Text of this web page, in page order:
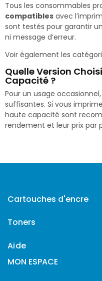
Tous les consommables
compatibles avec
sont testés pour garantir
ni message d’erreur.
Voir également les
Quelle Version
Capacité ?
Pour un usage
suffisantes. Si vous
haute capacité sont
rendement et leur prix par
Cartouches d'encre
Toners
Aide
MON ESPACE